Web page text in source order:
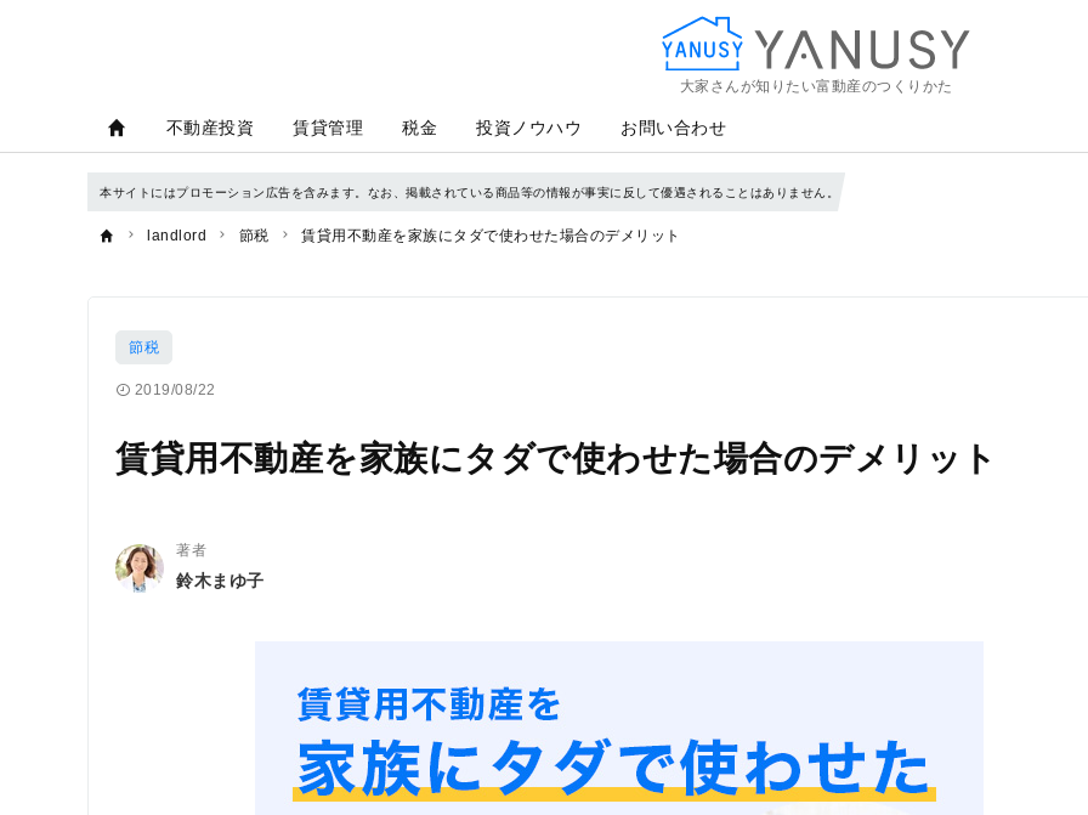
大家さんが知りたい富動産のつくりかた
不動産投資 賃貸管理 税金 投資ノウハウ お問い合わせ
本サイトにはプロモーション広告を含みます。なお、掲載されている商品等の情報が事実に反して優遇されることはありません。
landlord 節税 賃貸用不動産を家族にタダで使わせた場合のデメリット
節税
2019/08/22
賃貸用不動産を家族にタダで使わせた場合のデメリット
著者
鈴木まゆ子